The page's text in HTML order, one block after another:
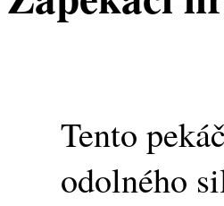
Tento
odolného